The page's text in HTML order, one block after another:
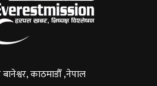
काठमाडौँ ,नेपाल